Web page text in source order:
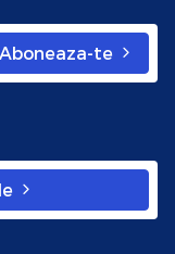
Aboneaza-te